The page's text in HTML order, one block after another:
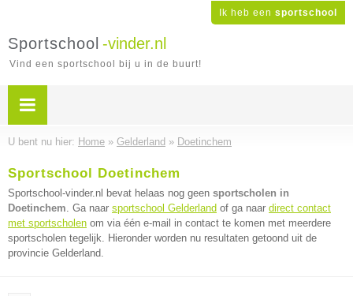
Ik heb een sportschool
Sportschool -vinder.nl
Vind een sportschool bij u in de buurt!
U bent nu hier: Home » Gelderland » Doetinchem
Sportschool Doetinchem
Sportschool-vinder.nl bevat helaas nog geen sportscholen in
Doetinchem. Ga naar sportschool Gelderland of ga naar direct contact
met sportscholen om via één e-mail in contact te komen met meerdere
sportscholen tegelijk. Hieronder worden nu resultaten getoond uit de
provincie Gelderland.